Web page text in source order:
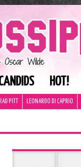
HOT!
PITT LEONARDO DI CAPRIO